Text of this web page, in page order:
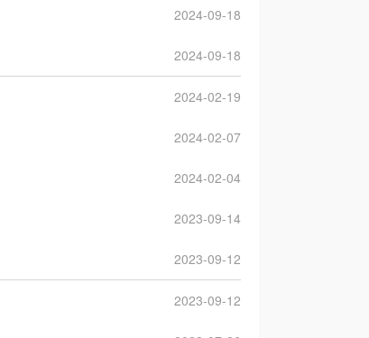
2024-09-18
2024-09-18
2024-02-19
2024-02-07
2024-02-04
2023-09-14
2023-09-12
2023-09-12